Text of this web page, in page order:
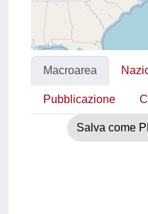
Macroarea
Pubblicazione
Salva come